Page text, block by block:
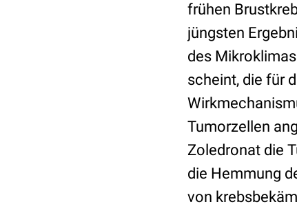
frühen
jüngsten
des
scheint, die für
Tumorzellen
Zoledronat die
die Hemmung
von